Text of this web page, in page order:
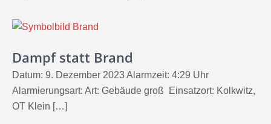
Dampf statt Brand
Datum: 9. Dezember 2023 Alarmzeit: 4:29 Uhr
Alarmierungsart: Art: Gebäude groß Einsatzort: Kolkwitz,
OT Klein […]